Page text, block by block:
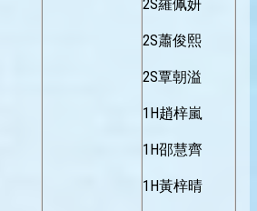
2S羅佩妍
2S蕭俊熙
2S覃朝溢
1H趙梓嵐
1H邵慧齊
1H黃梓晴